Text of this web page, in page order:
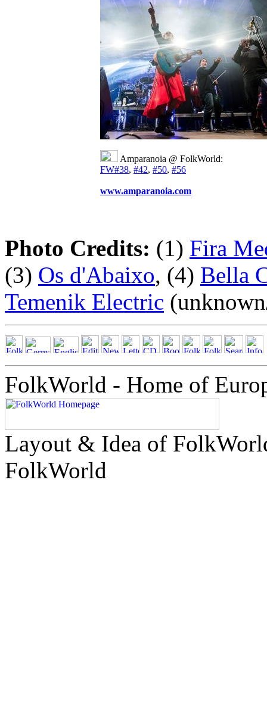
Amparanoia @ FolkWorld:
FW#38, #42, #50, #56
www.amparanoia.com
Photo Credits: (1) Fira
(3) Os d'Abaixo, (4) Bella
Temenik Electric
FolkWorld - Home of
Layout & Idea of
FolkWorld